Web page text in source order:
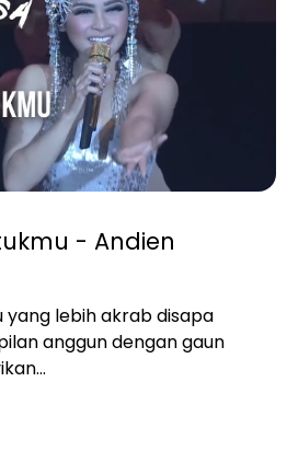
- Andien
yang lebih akrab disapa
anggun dengan gaun